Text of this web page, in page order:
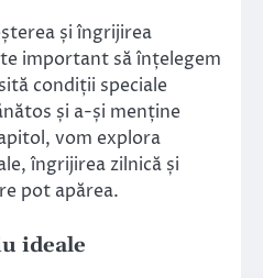
și îngrijirea
important să înțelegem
condiții speciale
și a-și menține
vom explora
îngrijirea zilnică și
pot apărea.
ideale